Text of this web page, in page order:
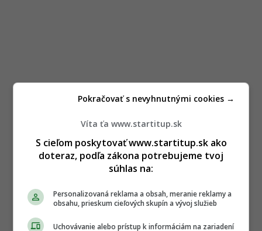
Víta ťa www.startitup.sk
S cieľom poskytovať www.startitup.sk ako
doteraz, podľa zákona potrebujeme tvoj
súhlas na:
Personalizovaná reklama a obsah, meranie reklamy a
obsahu, prieskum cieľových skupín a vývoj služieb
Uchovávanie alebo prístup k informáciám na zariadení
Pokračovať s nevyhnutnými cookies →